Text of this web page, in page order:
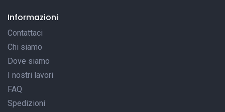
Informazioni
Contattaci
Chi siamo
Dove siamo
I nostri lavori
FAQ
Spedizioni